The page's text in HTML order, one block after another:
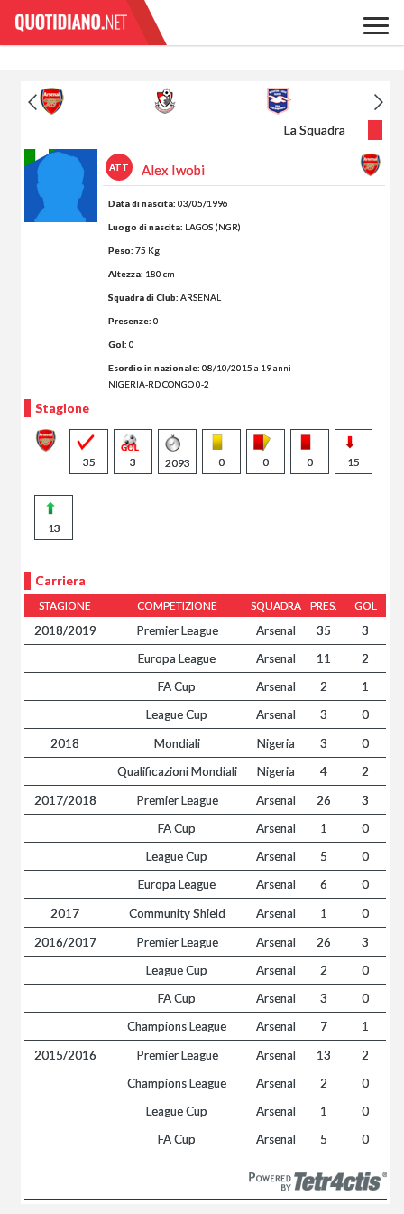
La Squadra
ATT Alex Iwobi
Data di nascita: 03/05/1996
Luogo di nascita: LAGOS (NGR)
Peso: 75 Kg
Altezza: 180 cm
Squadra di Club: ARSENAL
Presenze: 0
Gol: 0
Esordio in nazionale: 08/10/2015 a 19 anni
NIGERIA-RD CONGO 0-2
Stagione
35 3 2093 0 0 0 15
13
Carriera
STAGIONE COMPETIZIONE SQUADRA PRES. GOL
2018/2019 Premier League Arsenal 35
3
Europa League
Arsenal 11
2
FA Cup
Arsenal 2
1
League Cup
Arsenal 3
0
2018
Mondiali Nigeria 3
0
Qualificazioni Mondiali
Nigeria 4
2
2017/2018
Premier League Arsenal 26
3
FA Cup
Arsenal 1
0
League Cup
Arsenal 5
0
Europa League
Arsenal 6
0
2017
Community Shield Arsenal 1
0
2016/2017
Premier League Arsenal 26
3
League Cup
Arsenal 2
0
FA Cup
Arsenal 3
0
Champions League
Arsenal 7
1
2015/2016
Premier League Arsenal 13
2
Champions League
Arsenal 2
0
League Cup
Arsenal 1
0
FA Cup
Arsenal 5 0